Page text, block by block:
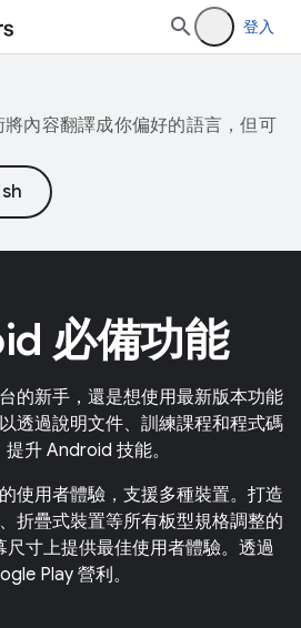
登入
內容翻譯成你偏好的語言，但可
必備功能
的新手，還是想使用最新版本功能
透過說明文件、訓練課程和程式碼
升 Android 技能。
使用者體驗，支援多種裝置。打造
折疊式裝置等所有板型規格調整的
尺寸上提供最佳使用者體驗。透過
Play 營利。